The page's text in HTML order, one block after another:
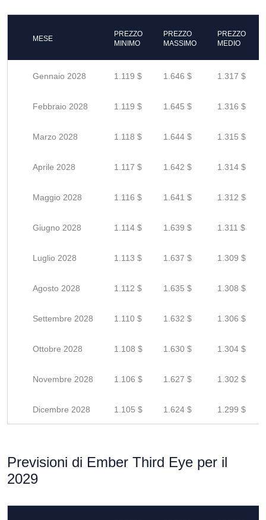
MESE
PREZZO
MINIMO
PREZZO
MASSIMO
PREZZO
MEDIO
Gennaio 2028 1.119 $ 1.646 $ 1.317 $
Febbraio 2028 1.119 $ 1.645 $ 1.316 $
Marzo 2028 1.118 $ 1.644 $ 1.315 $
Aprile 2028 1.117 $ 1.642 $ 1.314 $
Maggio 2028 1.116 $ 1.641 $ 1.312 $
Giugno 2028 1.114 $ 1.639 $ 1.311 $
Luglio 2028 1.113 $ 1.637 $ 1.309 $
Agosto 2028 1.112 $ 1.635 $ 1.308 $
Settembre 2028 1.110 $ 1.632 $ 1.306 $
Ottobre 2028 1.108 $ 1.630 $ 1.304 $
Novembre 2028 1.106 $ 1.627 $ 1.302 $
Dicembre 2028 1.105 $ 1.624 $ 1.299 $
Previsioni di Ember Third Eye per il
2029